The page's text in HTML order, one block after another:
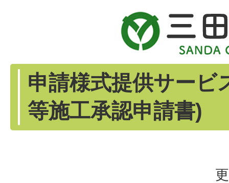
申請様式提供サービ
等施工承認申請書)